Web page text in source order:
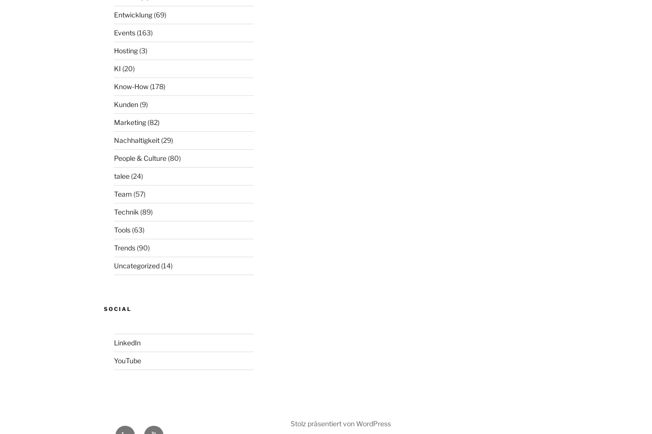
Entwicklung (69)
Events (163)
Hosting (3)
KI (20)
Know-How (178)
Kunden (9)
Marketing (82)
Nachhaltigkeit (29)
People & Culture (80)
talee (24)
Team (57)
Technik (89)
Tools (63)
Trends (90)
Uncategorized (14)
SOCIAL
LinkedIn
YouTube
LinkedInYouTube
Stolz präsentiert von WordPress